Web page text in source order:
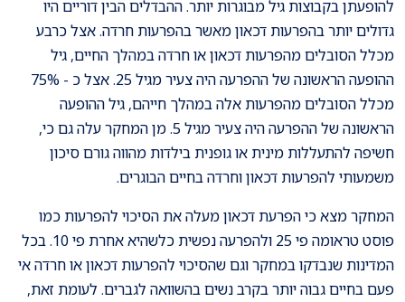
להופעתן בקבוצות גיל מבוגרות יותר. ההבדלים הבין דוריים היו
גדולים יותר בהפרעות דכאון מאשר בהפרעות חרדה. אצל כרבע
מכלל הסובלים מהפרעות דכאון או חרדה במהלך החיים, גיל
ההופעה הראשונה של ההפרעה היה צעיר מגיל 25. אצל כ - 75%
מכלל הסובלים מהפרעות אלה במהלך חייהם, גיל ההופעה
הראשונה של ההפרעה היה צעיר מגיל 5. מן המחקר עלה גם כי,
חשיפה להתעללות מינית או גופנית בילדות מהווה גורם סיכון
משמעותי להפרעות דכאון וחרדה בחיים הבוגרים.
המחקר מצא כי הפרעת דכאון מעלה את הסיכוי להפרעות כמו
פוסט טראומה פי 25 ולהפרעה נפשית כלשהיא אחרת פי 10. בכל
המדינות שנבדקו במחקר וגם שהסיכוי להפרעות דכאון או חרדה אי
פעם בחיים גבוה יותר בקרב נשים בהשוואה לגברים. לעומת זאת,